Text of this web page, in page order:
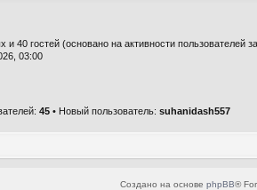
и 40 гостей (основано на активности пользователей
03:00
45 • Новый пользователь: suhanidash557
Создано на основе phpBB®